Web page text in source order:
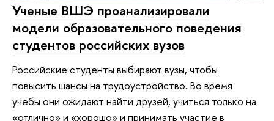
Ученые ВШЭ проанализировали
модели образовательного поведения
студентов российских вузов
Российские студенты выбирают вузы, чтобы
повысить шансы на трудоустройство. Во время
учебы они ожидают найти друзей, учиться только на
«отлично» и «хорошо» и принимать участие в